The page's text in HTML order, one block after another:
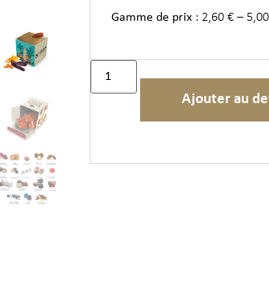
Gamme de prix: 2,60 € –
Ajouter au